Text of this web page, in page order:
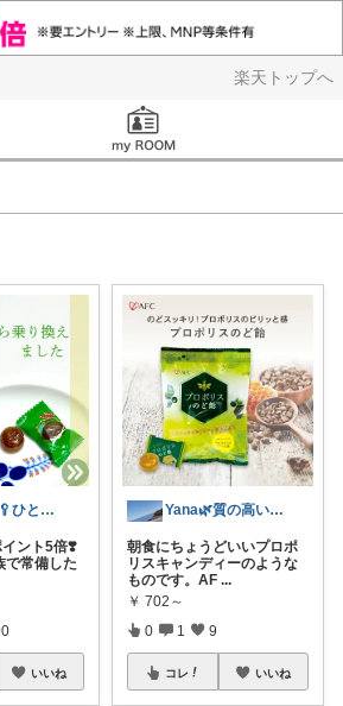
楽天トップへ
スプーン🥄ひとさじの暮らし
ント5倍❣️
で常備した
いいね
Yana🌿質の高い暮らしのROOM
朝食にちょうどいいプロポ
リスキャンディーのような
ものです。AF ...
￥ 702～
0 1 9
コレ いいね